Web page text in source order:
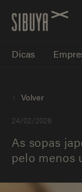
Dicas
24/02/2026
Volver
As sopas
pelo menos